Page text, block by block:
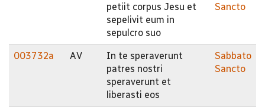
petiit corpus Jesu et
sepelivit eum in
sepulcro suo
Sancto
003732a AV
In te speraverunt
patres nostri
speraverunt et
liberasti eos
Sabbato
Sancto